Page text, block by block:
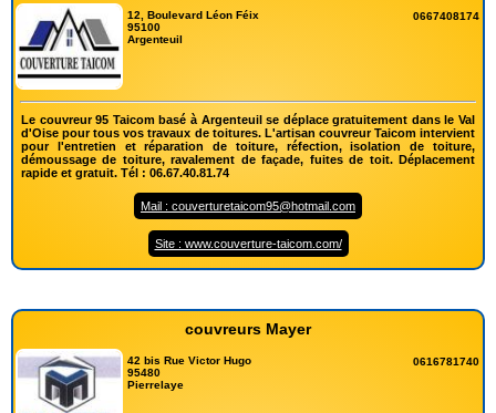
12, Boulevard Léon Féix
95100
Argenteuil
0667408174
Le couvreur 95 Taicom basé à Argenteuil se déplace gratuitement dans le Val
d'Oise pour tous vos travaux de toitures. L'artisan couvreur Taicom intervient
pour l'entretien et réparation de toiture, réfection, isolation de toiture,
démoussage de toiture, ravalement de façade, fuites de toit. Déplacement
rapide et gratuit. Tél : 06.67.40.81.74
Mail : couverturetaicom95@hotmail.com
Site : www.couverture-taicom.com/
couvreurs Mayer
42 bis Rue Victor Hugo
95480
Pierrelaye
0616781740